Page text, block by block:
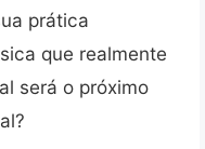
prática
que realmente
será o próximo